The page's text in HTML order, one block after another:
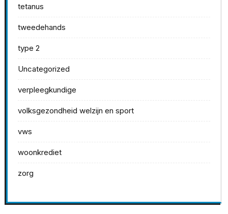
tetanus
tweedehands
type 2
Uncategorized
verpleegkundige
volksgezondheid welzijn en sport
vws
woonkrediet
zorg